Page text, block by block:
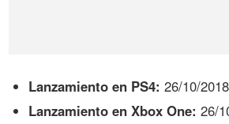
Lanzamiento en PS4: 26/10/2018
Lanzamiento en Xbox One: 26/